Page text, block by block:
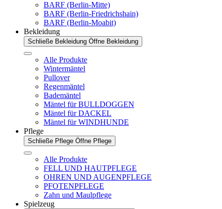
BARF (Berlin-Mitte)
BARF (Berlin-Friedrichshain)
BARF (Berlin-Moabit)
Bekleidung
Schließe Bekleidung Öffne Bekleidung
Alle Produkte
Wintermäntel
Pullover
Regenmäntel
Bademäntel
Mäntel für BULLDOGGEN
Mäntel für DACKEL
Mäntel für WINDHUNDE
Pflege
Schließe Pflege Öffne Pflege
Alle Produkte
FELL UND HAUTPFLEGE
OHREN UND AUGENPFLEGE
PFOTENPFLEGE
Zahn und Maulpflege
Spielzeug